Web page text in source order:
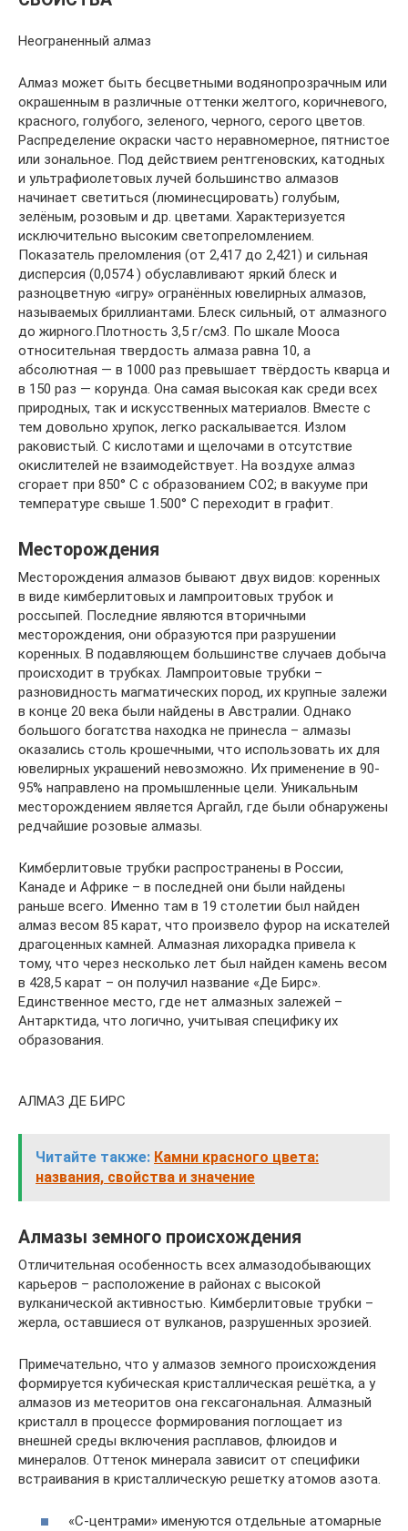
Неограненный алмаз
Алмаз может быть бесцветными водянопрозрачным или
окрашенным в различные оттенки желтого, коричневого,
красного, голубого, зеленого, черного, серого цветов.
Распределение окраски часто неравномерное, пятнистое
или зональное. Под действием рентгеновских, катодных
и ультрафиолетовых лучей большинство алмазов
начинает светиться (люминесцировать) голубым,
зелёным, розовым и др. цветами. Характеризуется
исключительно высоким светопреломлением.
Показатель преломления (от 2,417 до 2,421) и сильная
дисперсия (0,0574 ) обуславливают яркий блеск и
разноцветную «игру» огранённых ювелирных алмазов,
называемых бриллиантами. Блеск сильный, от алмазного
до жирного.Плотность 3,5 г/см3. По шкале Мооса
относительная твердость алмаза равна 10, а
абсолютная — в 1000 раз превышает твёрдость кварца и
в 150 раз — корунда. Она самая высокая как среди всех
природных, так и искусственных материалов. Вместе с
тем довольно хрупок, легко раскалывается. Излом
раковистый. С кислотами и щелочами в отсутствие
окислителей не взаимодействует. На воздухе алмаз
сгорает при 850° С с образованием СО2; в вакууме при
температуре свыше 1.500° С переходит в графит.
Месторождения
Месторождения алмазов бывают двух видов: коренных
в виде кимберлитовых и лампроитовых трубок и
россыпей. Последние являются вторичными
месторождения, они образуются при разрушении
коренных. В подавляющем большинстве случаев добыча
происходит в трубках. Лампроитовые трубки –
разновидность магматических пород, их крупные залежи
в конце 20 века были найдены в Австралии. Однако
большого богатства находка не принесла – алмазы
оказались столь крошечными, что использовать их для
ювелирных украшений невозможно. Их применение в 90-
95% направлено на промышленные цели. Уникальным
месторождением является Аргайл, где были обнаружены
редчайшие розовые алмазы.
Кимберлитовые трубки распространены в России,
Канаде и Африке – в последней они были найдены
раньше всего. Именно там в 19 столетии был найден
алмаз весом 85 карат, что произвело фурор на искателей
драгоценных камней. Алмазная лихорадка привела к
тому, что через несколько лет был найден камень весом
в 428,5 карат – он получил название «Де Бирс».
Единственное место, где нет алмазных залежей –
Антарктида, что логично, учитывая специфику их
образования.
АЛМАЗ ДЕ БИРС
Читайте также: Камни красного цвета:
названия, свойства и значение
Алмазы земного происхождения
Отличительная особенность всех алмазодобывающих
карьеров – расположение в районах с высокой
вулканической активностью. Кимберлитовые трубки –
жерла, оставшиеся от вулканов, разрушенных эрозией.
Примечательно, что у алмазов земного происхождения
формируется кубическая кристаллическая решётка, а у
алмазов из метеоритов она гексагональная. Алмазный
кристалл в процессе формирования поглощает из
внешней среды включения расплавов, флюидов и
минералов. Оттенок минерала зависит от специфики
встраивания в кристаллическую решетку атомов азота.
«С-центрами» именуются отдельные атомарные